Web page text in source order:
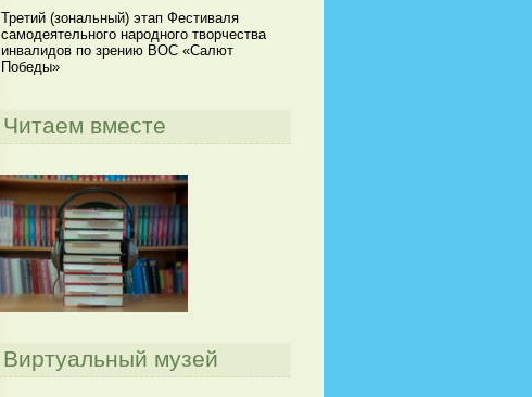
Третий (зональный) этап Фестиваля
самодеятельного народного творчества
инвалидов по зрению ВОС «Салют
Победы»
Читаем вместе
Виртуальный музей